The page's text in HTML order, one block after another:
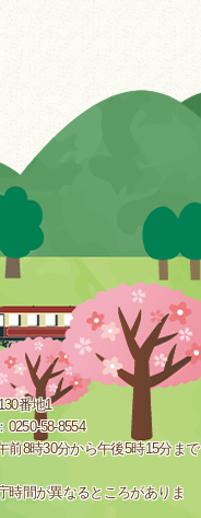
番地1
0250-58-8554
前8時30分から午後5時15分まで
時間が異なるところがありま